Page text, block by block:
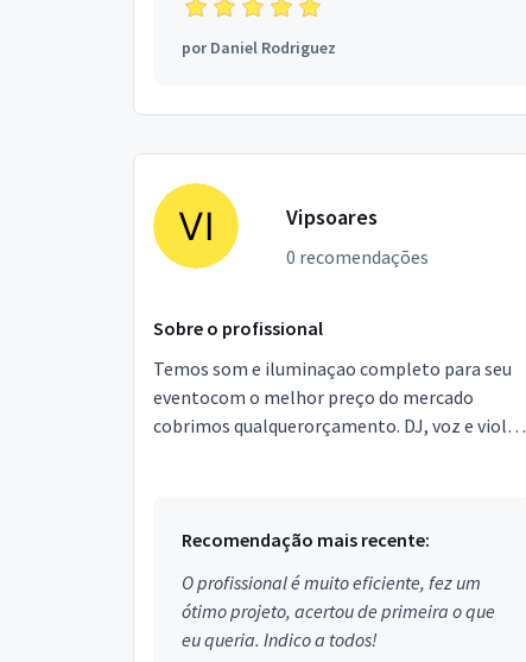
porDaniel Rodriguez
Vipsoares
0 recomendações
Sobre o profissional
Temos som e iluminaçao completo para seu
eventocom o melhor preço do mercado
cobrimos qualquerorçamento. DJ, voz e violão
Recomendação mais recente:
O profissional é muito eficiente, fez um
ótimo projeto, acertou de primeira o que
eu queria. Indico a todos!